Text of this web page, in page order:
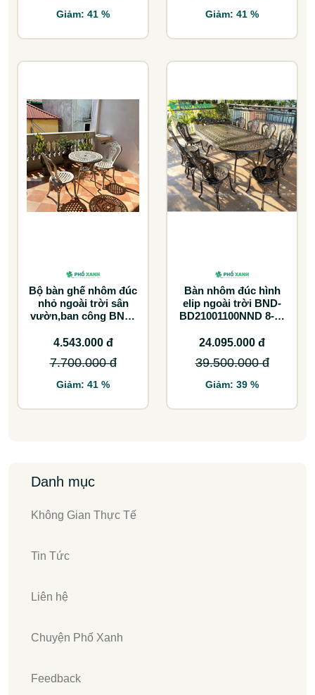
Giảm: 41 % Giảm: 41 %
Bộ bàn ghế nhôm đúc
nhỏ ngoài trời sân
vườn,ban công BND-
4.543.000 đ
7.700.000 đ
Giảm: 41 %
Bàn nhôm đúc hình
elip ngoài trời BND-
BD21001100NND 8-10
cho không gian lớn
24.095.000 đ
39.500.000 đ
Giảm: 39 %
Danh mục
Không Gian Thực Tế
Tin Tức
Liên hệ
Chuyện Phố Xanh
Feedback